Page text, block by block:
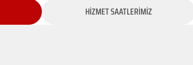
HİZMET SAATLERİMİZ